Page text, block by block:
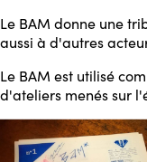
Le BAM donne une
aussi à d'autres
Le BAM est utilisé
d'ateliers menés sur